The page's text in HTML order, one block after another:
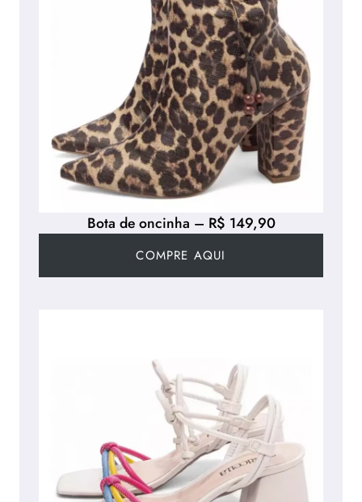
Bota de oncinha – R$ 149,90
COMPRE AQUI